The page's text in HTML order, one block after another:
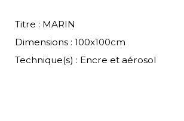
Titre : MARIN
Dimensions : 100x100cm
Technique(s) : Encre et aérosol